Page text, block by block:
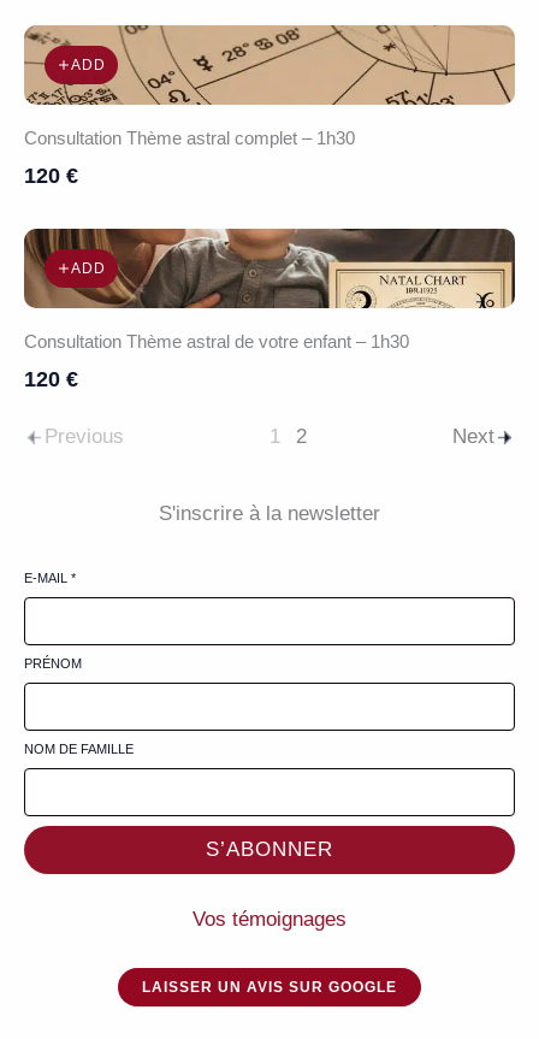
ADD
Consultation Thème astral complet – 1h30
120 €
ADD
Consultation Thème astral de votre enfant – 1h30
120 €
Previous 1 2 Next
S'inscrire à la newsletter
E-MAIL *
PRÉNOM
NOM DE FAMILLE
S’ABONNER
Vos témoignages
LAISSER UN AVIS SUR GOOGLE